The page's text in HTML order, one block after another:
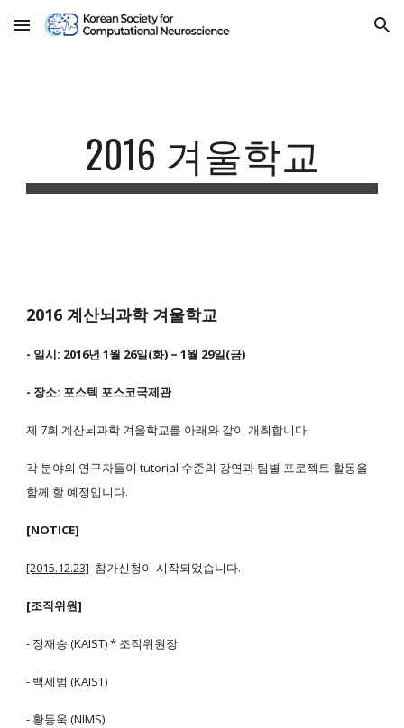
Skip to main content Skip to navigation
2016 겨울학교
2016 계산뇌과학 겨울학교
- 일시: 2016년 1월 26일(화) ~ 1월 29일(금)
- 장소: 포스텍 포스코국제관
제 7회 계산뇌과학 겨울학교를 아래와 같이 개최합니다.
각 분야의 연구자들이 tutorial 수준의 강연과 팀별 프로젝트 활동을
함께 할 예정입니다.
[NOTICE]
[2015.12.23] 참가신청이 시작되었습니다.
[조직위원]
- 정재승 (KAIST) * 조직위원장
- 백세범 (KAIST)
- 황동욱 (NIMS)